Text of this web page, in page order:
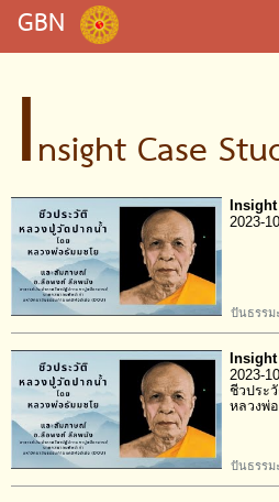
GBN
Insight Case
2023-
ปันธรรม
2023-
ชีวประ
หลวงพ่
ปันธรรม